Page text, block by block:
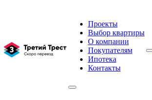
Проекты
Выбор квартиры
О компании
Покупателям
Ипотека
Контакты